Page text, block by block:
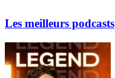
Les meilleurs podcasts